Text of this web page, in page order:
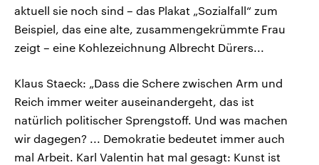
aktuell sie noch sind – das Plakat „Sozialfall“ zum
Beispiel, das eine alte, zusammengekrümmte Frau
zeigt – eine Kohlezeichnung Albrecht Dürers...
Klaus Staeck: „Dass die Schere zwischen Arm und
Reich immer weiter auseinandergeht, das ist
natürlich politischer Sprengstoff. Und was machen
wir dagegen? ... Demokratie bedeutet immer auch
mal Arbeit. Karl Valentin hat mal gesagt: Kunst ist